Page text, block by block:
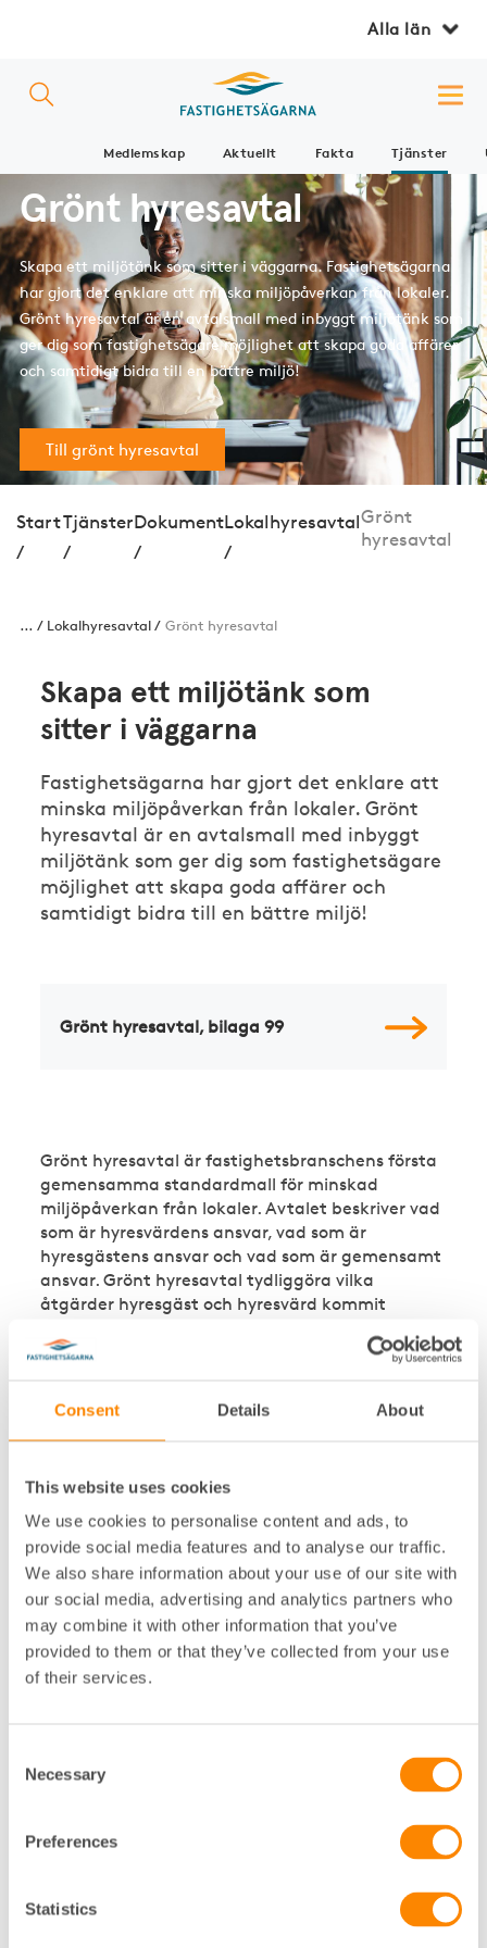
Consent Details About
This website uses cookies
We use cookies to personalise content and ads, to
provide social media features and to analyse our traffic.
We also share information about your use of our site with
our social media, advertising and analytics partners who
may combine it with other information that you’ve
provided to them or that they’ve collected from your use
of their services.
Selection
Necessary
Preferences
Statistics
Alla län
Medlemskap Aktuellt Fakta Tjänster
Grönt hyresavtal
Skapa ett miljötänk som sitter i väggarna. Fastighetsägarna
har gjort det enklare att minska miljöpåverkan från lokaler.
Grönt hyresavtal är en avtalsmall med inbyggt miljötänk som
ger dig som fastighetsägare möjlighet att skapa goda affärer
och samtidigt bidra till en bättre miljö!
Till grönt hyresavtal
Start
/
Tjänster
/
Dokument
/
Lokalhyresavtal
/
Grönt
hyresavtal
... Lokalhyresavtal Grönt hyresavtal
Skapa ett miljötänk som
sitter i väggarna
Fastighetsägarna har gjort det enklare att
minska miljöpåverkan från lokaler. Grönt
hyresavtal är en avtalsmall med inbyggt
miljötänk som ger dig som fastighetsägare
möjlighet att skapa goda affärer och
samtidigt bidra till en bättre miljö!
Grönt hyresavtal, bilaga 99
Grönt hyresavtal är fastighetsbranschens första
gemensamma standardmall för minskad
miljöpåverkan från lokaler. Avtalet beskriver vad
som är hyresvärdens ansvar, vad som är
hyresgästens ansvar och vad som är gemensamt
ansvar. Grönt hyresavtal tydliggöra vilka
åtgärder hyresgäst och hyresvärd kommit
information och samverkan, energi och
Varför teckna ett Grönt
Grönt hyresavtal är en unik plattform för
hyresvärden och hyresgästen att minska
miljöpåverkan från hyresfastighetens lokaler.
Fördelarna med ett Grönt hyresavtal är många:
Investerar i värdeskapande miljöarbete
Stärker varumärket
Ökar produktiviteten på arbetsplatsen
Hur tecknas ett Grönt